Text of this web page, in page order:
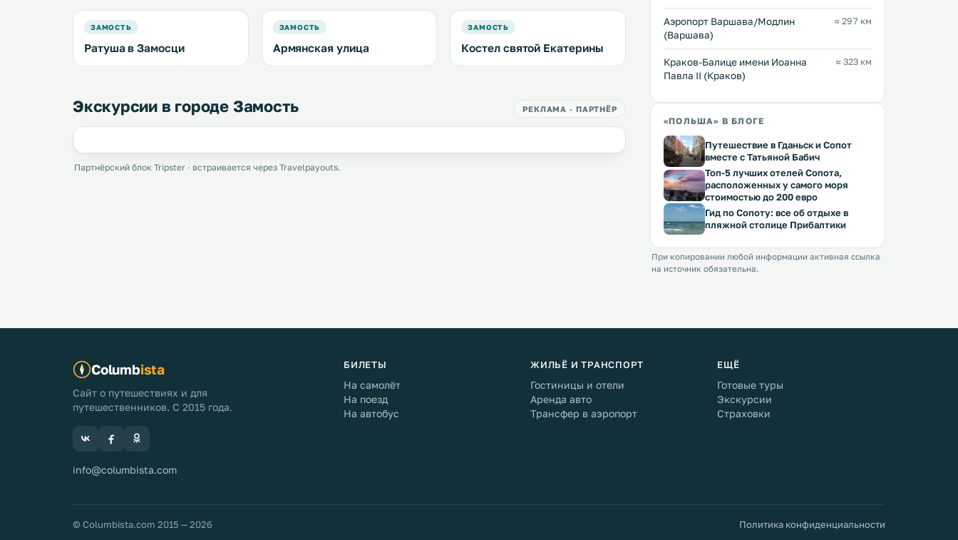
ЗАМОСТЬ
Ратуша в Замосци
ЗАМОСТЬ
Армянская улица
ЗАМОСТЬ
Костел святой Екатерины
Экскурсии в городе Замость РЕКЛАМА · ПАРТНЁР
Партнёрский блок Tripster · встраивается через Travelpayouts.
Аэропорт Варшава/Модлин
(Варшава)
≈ 297 км
Краков-Балице имени Иоанна
Павла II (Краков)
≈ 323 км
«ПОЛЬША» В БЛОГЕ
Путешествие в Гданьск и Сопот
вместе с Татьяной Бабич
Топ-5 лучших отелей Сопота,
расположенных у самого моря
стоимостью до 200 евро
Гид по Сопоту: все об отдыхе в
пляжной столице Прибалтики
При копировании любой информации активная ссылка
на источник обязательна.
Columbista
Сайт о путешествиях и для
путешественников. С 2015 года.
info@columbista.com
БИЛЕТЫ
На самолёт
На поезд
На автобус
ЖИЛЬЁ И ТРАНСПОРТ
Гостиницы и отели
Аренда авто
Трансфер в аэропорт
ЕЩЁ
Готовые туры
Экскурсии
Страховки
© Columbista.com 2015 — 2026 Политика конфиденциальности